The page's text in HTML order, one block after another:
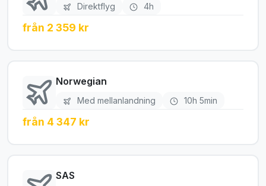
Direktflyg 4h
från 2 359 kr
Norwegian
Med mellanlandning 10h 5min
från 4 347 kr
SAS